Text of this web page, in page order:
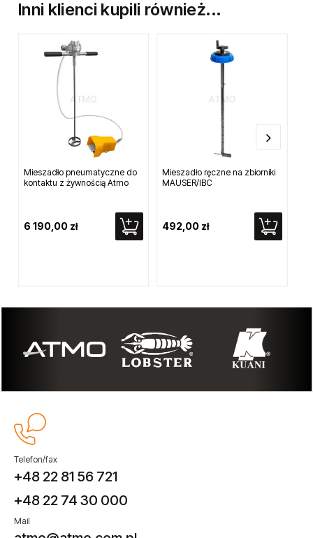
Inni klienci kupili również...
Mieszadło pneumatyczne do
kontaktu z żywnością Atmo
6 190,00 zł
Mieszadło ręczne na zbiorniki
MAUSER/IBC
492,00 zł
Telefon/fax
+48 22 81 56 721
+48 22 74 30 000
Mail